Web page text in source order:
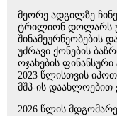
მეორე ადგილზე
ტრილიონ დოლარს
შინამეურნეობების
უძრავი ქონების
ოჯახების
2023 წლისთვის
მშპ-ის დაახლოებით
2026 წლის